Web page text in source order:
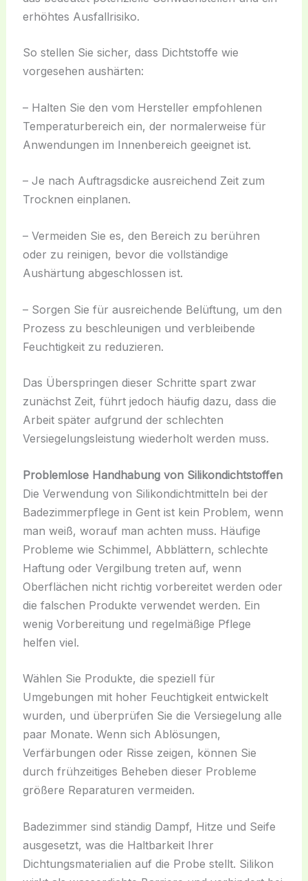
erhöhtes Ausfallrisiko.
So stellen Sie sicher, dass Dichtstoffe wie
vorgesehen aushärten:
– Halten Sie den vom Hersteller empfohlenen
Temperaturbereich ein, der normalerweise für
Anwendungen im Innenbereich geeignet ist.
– Je nach Auftragsdicke ausreichend Zeit zum
Trocknen einplanen.
– Vermeiden Sie es, den Bereich zu berühren
oder zu reinigen, bevor die vollständige
Aushärtung abgeschlossen ist.
– Sorgen Sie für ausreichende Belüftung, um den
Prozess zu beschleunigen und verbleibende
Feuchtigkeit zu reduzieren.
Das Überspringen dieser Schritte spart zwar
zunächst Zeit, führt jedoch häufig dazu, dass die
Arbeit später aufgrund der schlechten
Versiegelungsleistung wiederholt werden muss.
Problemlose Handhabung von Silikondichtstoffen
Die Verwendung von Silikondichtmitteln bei der
Badezimmerpflege in Gent ist kein Problem, wenn
man weiß, worauf man achten muss. Häufige
Probleme wie Schimmel, Abblättern, schlechte
Haftung oder Vergilbung treten auf, wenn
Oberflächen nicht richtig vorbereitet werden oder
die falschen Produkte verwendet werden. Ein
wenig Vorbereitung und regelmäßige Pflege
helfen viel.
Wählen Sie Produkte, die speziell für
Umgebungen mit hoher Feuchtigkeit entwickelt
wurden, und überprüfen Sie die Versiegelung alle
paar Monate. Wenn sich Ablösungen,
Verfärbungen oder Risse zeigen, können Sie
durch frühzeitiges Beheben dieser Probleme
größere Reparaturen vermeiden.
Badezimmer sind ständig Dampf, Hitze und Seife
ausgesetzt, was die Haltbarkeit Ihrer
Dichtungsmaterialien auf die Probe stellt. Silikon